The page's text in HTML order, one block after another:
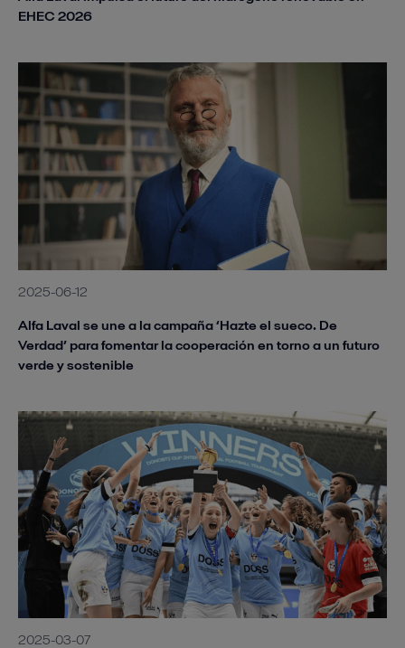
EHEC 2026
2025-06-12
Alfa Laval se une a la campaña ‘Hazte el sueco. De
Verdad’ para fomentar la cooperación en torno a un futuro
verde y sostenible
2025-03-07